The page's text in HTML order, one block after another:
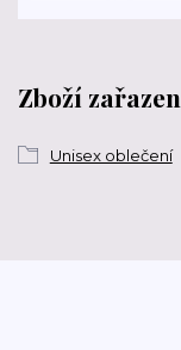
Zboží
Unisex oblečení